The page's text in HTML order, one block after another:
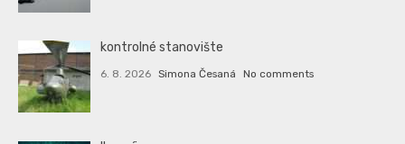
kontrolné stanovište
6. 8. 2026 Simona Česaná No comments